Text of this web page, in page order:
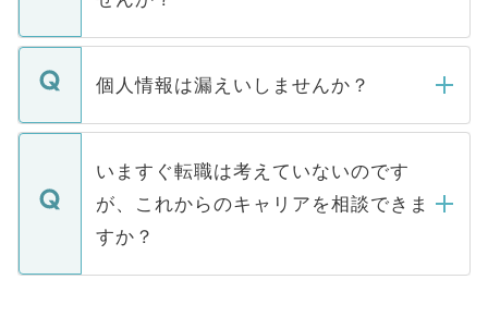
下記の理由によって、一般には公開してい
ません。
■応募殺到を避けるため 人気のある医療機
関を公にしてしまうと、応募が殺到する場
に、医療機関が求める条件に合った人材の
みを人材紹介会社に依頼するケースが増え
ています。
転職・入職を強要することは一切ありませ
ん。また、仮に応募先から内定をいただい
定を承諾する必要はありません。内定先へ
の辞退の連絡はキャリアパートナーが行い
ますので、ご安心ください。
個人情報は漏えいしませんか？
個人情報が漏えいすることはありませんの
で、ご安心ください。当サイトからの登録
などで収集したご登録者様の個人情報は、
ご本人のキャリアアップおよび転職活動の
支援を目的に使用いたします。お預かりし
ているすべての個人データはご本人の許可
いますぐ転職は考えていないのです
が、これからのキャリアを相談できま
すか？